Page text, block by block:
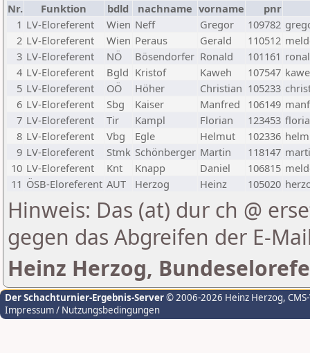
Nr. Funktion bdld nachname vorname
pnr
1 LV-Eloreferent Wien Neff Gregor 109782
2 LV-Eloreferent Wien Peraus Gerald 110512
3 LV-Eloreferent NÖ Bösendorfer Ronald 101161
4 LV-Eloreferent Bgld Kristof Kaweh 107547
5 LV-Eloreferent OÖ Höher Christian 105233
6 LV-Eloreferent Sbg Kaiser Manfred 106149
7 LV-Eloreferent Tir Kampl Florian 123453
8 LV-Eloreferent Vbg Egle Helmut 102336
9 LV-Eloreferent Stmk Schönberger Martin 118147
10 LV-Eloreferent Knt Knapp Daniel 106815
11 ÖSB-Eloreferent AUT Herzog Heinz 105020
Hinweis: Das (at) dur ch @
gegen das Abgreifen der E-
Heinz Herzog,
Der Schachturnier-Ergebnis-Server© 2006-2026 Heinz Herzog,
Impressum / Nutzungsbedingungen